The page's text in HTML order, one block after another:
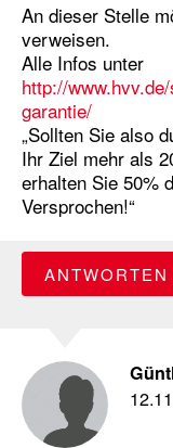
An dieser Stelle
verweisen.
Alle Infos unter
http://
garantie/
„Sollten Sie also
Ihr Ziel mehr als
erhalten Sie 50%
Versprochen!“
ANTWORTEN